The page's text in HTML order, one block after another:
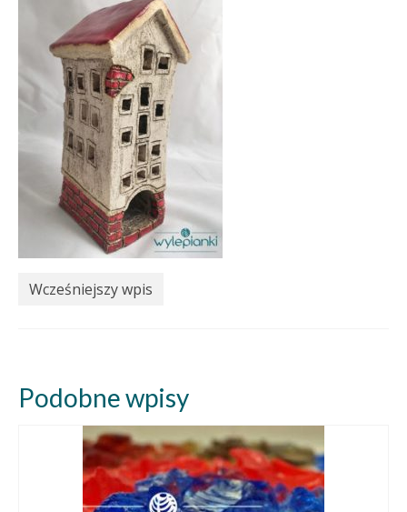
Wcześniejszy wpis
Podobne wpisy